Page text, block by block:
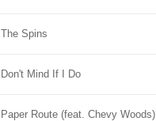
The Spins
Don't Mind If I Do
Paper Route (feat. Chevy Woods)